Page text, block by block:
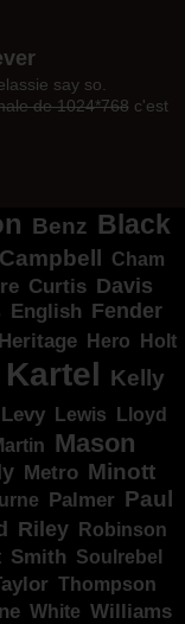
say so.
de 1024*768c'est
Benz Black
Campbell Cham
Curtis Davis
English Fender
Heritage Hero
Holt
Kartel Kelly
Levy Lewis
Lloyd
Mason
Metro Minott
Palmer Paul
Riley Robinson
Smith Soulrebel
Thompson
White Williams